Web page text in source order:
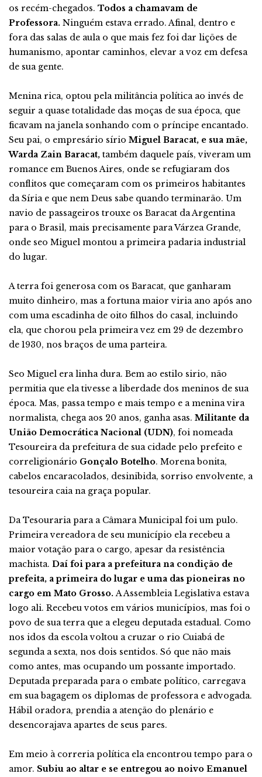
os recém-chegados. Todos a chamavam de
Professora. Ninguém estava errado. Afinal, dentro e
fora das salas de aula o que mais fez foi dar lições de
humanismo, apontar caminhos, elevar a voz em defesa
de sua gente.
Menina rica, optou pela militância política ao invés de
seguir a quase totalidade das moças de sua época, que
ficavam na janela sonhando com o príncipe encantado.
Seu pai, o empresário sírio Miguel Baracat, e sua mãe,
Warda Zain Baracat, também daquele país, viveram um
romance em Buenos Aires, onde se refugiaram dos
conflitos que começaram com os primeiros habitantes
da Síria e que nem Deus sabe quando terminarão. Um
navio de passageiros trouxe os Baracat da Argentina
para o Brasil, mais precisamente para Várzea Grande,
onde seo Miguel montou a primeira padaria industrial
do lugar.
A terra foi generosa com os Baracat, que ganharam
muito dinheiro, mas a fortuna maior viria ano após ano
com uma escadinha de oito filhos do casal, incluindo
ela, que chorou pela primeira vez em 29 de dezembro
de 1930, nos braços de uma parteira.
Seo Miguel era linha dura. Bem ao estilo sirio, não
permitia que ela tivesse a liberdade dos meninos de sua
época. Mas, passa tempo e mais tempo e a menina vira
normalista, chega aos 20 anos, ganha asas. Militante da
União Democrática Nacional (UDN), foi nomeada
Tesoureira da prefeitura de sua cidade pelo prefeito e
correligionário Gonçalo Botelho. Morena bonita,
cabelos encaracolados, desinibida, sorriso envolvente, a
tesoureira caia na graça popular.
Da Tesouraria para a Câmara Municipal foi um pulo.
Primeira vereadora de seu município ela recebeu a
maior votação para o cargo, apesar da resistência
machista. Daí foi para a prefeitura na condição de
prefeita, a primeira do lugar e uma das pioneiras no
cargo em Mato Grosso. A Assembleia Legislativa estava
logo ali. Recebeu votos em vários municípios, mas foi o
povo de sua terra que a elegeu deputada estadual. Como
nos idos da escola voltou a cruzar o rio Cuiabá de
segunda a sexta, nos dois sentidos. Só que não mais
como antes, mas ocupando um possante importado.
Deputada preparada para o embate político, carregava
em sua bagagem os diplomas de professora e advogada.
Hábil oradora, prendia a atenção do plenário e
desencorajava apartes de seus pares.
Em meio à correria política ela encontrou tempo para o
amor. Subiu ao altar e se entregou ao noivo Emanuel